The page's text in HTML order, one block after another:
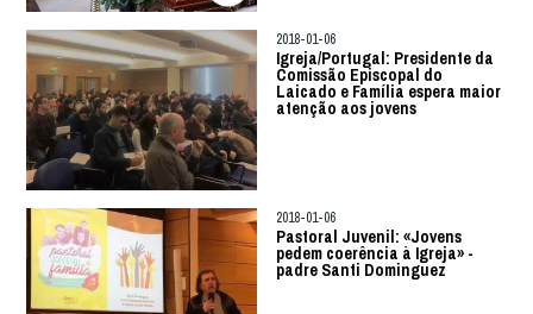
2018-01-06
Igreja/Portugal: Presidente da
Comissão Episcopal do
Laicado e Família espera maior
atenção aos jovens
2018-01-06
Pastoral Juvenil: «Jovens
pedem coerência à Igreja» -
padre Santi Dominguez